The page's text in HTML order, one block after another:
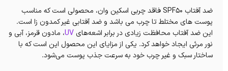
ضد آفتاب SPF50 فاقد چربی اسکین وان، محصولی است که مناسب
پوست های مختلط تا چرب می باشد و ضد آفتابی غیر کمدون زا است.
این ضد آفتاب محافظت زیادی در برابر اشعه‌هایUV، مادون قرمز، آبی و
نور مرئی ایجاد خواهد کرد. یکی از مزایای این محصول این است که با
ساختار سبک و غیر چرب خود به سرعت جذب پوست می‌شود.